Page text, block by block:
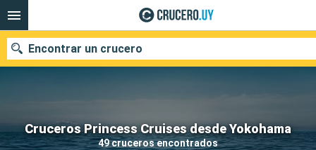
Cruceros Princess Cruises desde Yokohama
49 cruceros encontrados
Encontrar un crucero
Nuestros destinos